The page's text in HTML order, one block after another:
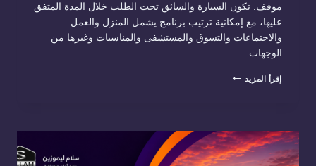
موقف. تكون السيارة والسائق تحت الطلب خلال المدة المتفق
عليها، مع إمكانية ترتيب برنامج يشمل المنزل والعمل
والاجتماعات والتسوق والمستشفى والمناسبات وغيرها من
الوجهات….
إقرأ المزيد سيارة
مشاويرك
اليومية
براحة